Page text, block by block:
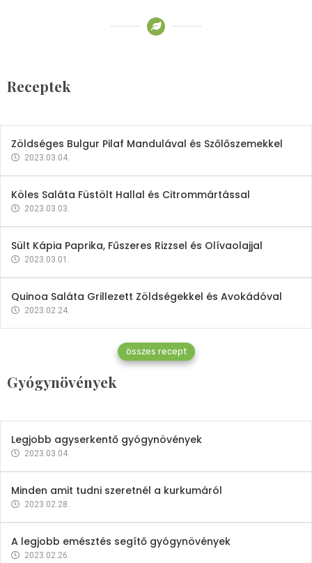
Receptek
2023.03.06.
Zöldséges Bulgur Pilaf Mandulával és Szőlőszemekkel
2023.03.04.
Köles Saláta Füstölt Hallal és Citrommártással
2023.03.03.
Sült Kápia Paprika, Fűszeres Rizzsel és Olívaolajjal
2023.03.01.
Quinoa Saláta Grillezett Zöldségekkel és Avokádóval
2023.02.24.
összes recept
Gyógynövények
Gyógynövények
Mindent a petrezselyemről
2023.12.21.
Legjobb agyserkentő gyógynövények
2023.03.04.
Minden amit tudni szeretnél a kurkumáról
2023.02.28.
A legjobb emésztés segítő gyógynövények
2023.02.26.